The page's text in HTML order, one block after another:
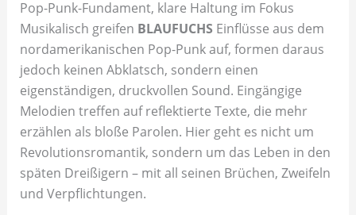
Pop-Punk-Fundament, klare Haltung im Fokus
Musikalisch greifen BLAUFUCHS Einflüsse aus dem
nordamerikanischen Pop-Punk auf, formen daraus
jedoch keinen Abklatsch, sondern einen
eigenständigen, druckvollen Sound. Eingängige
Melodien treffen auf reflektierte Texte, die mehr
erzählen als bloße Parolen. Hier geht es nicht um
Revolutionsromantik, sondern um das Leben in den
späten Dreißigern – mit all seinen Brüchen, Zweifeln
und Verpflichtungen.